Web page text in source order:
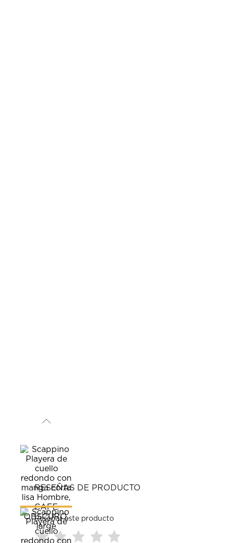
RESEÑAS DE PRODUCTO
Reseñar este producto